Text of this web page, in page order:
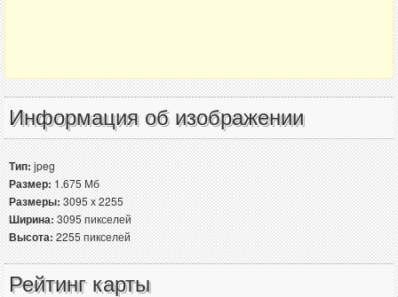
Информация об изображении
Тип:jpeg
Размер:1.675 Мб
Размеры:3095 x 2255
Ширина:3095 пикселей
Высота:2255 пикселей
Рейтинг карты